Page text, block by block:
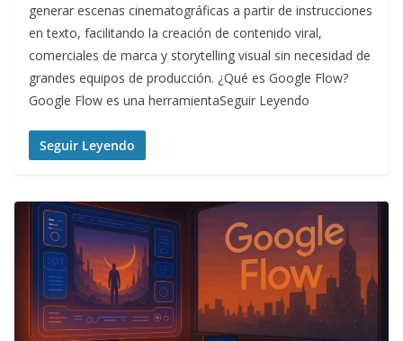
generar escenas cinematográficas a partir de instrucciones
en texto, facilitando la creación de contenido viral,
comerciales de marca y storytelling visual sin necesidad de
grandes equipos de producción. ¿Qué es Google Flow?
Google Flow es una herramientaSeguir Leyendo
Seguir Leyendo